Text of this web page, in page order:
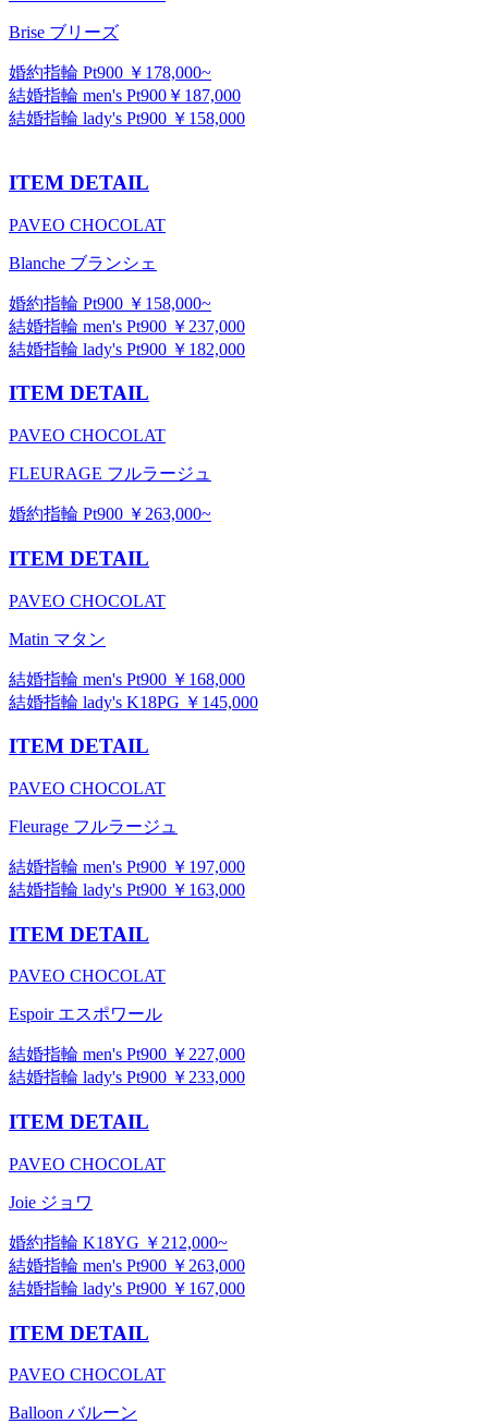
Brise ブリーズ
婚約指輪 Pt900 ￥178,000~
結婚指輪 men's Pt900￥187,000
結婚指輪 lady's Pt900 ￥158,000
ITEM DETAIL
PAVEO CHOCOLAT
Blanche ブランシェ
婚約指輪 Pt900 ￥158,000~
結婚指輪 men's Pt900 ￥237,000
結婚指輪 lady's Pt900 ￥182,000
ITEM DETAIL
PAVEO CHOCOLAT
FLEURAGE フルラージュ
婚約指輪 Pt900 ￥263,000~
ITEM DETAIL
PAVEO CHOCOLAT
Matin マタン
結婚指輪 men's Pt900 ￥168,000
結婚指輪 lady's K18PG ￥145,000
ITEM DETAIL
PAVEO CHOCOLAT
Fleurage フルラージュ
結婚指輪 men's Pt900 ￥197,000
結婚指輪 lady's Pt900 ￥163,000
ITEM DETAIL
PAVEO CHOCOLAT
Espoir エスポワール
結婚指輪 men's Pt900 ￥227,000
結婚指輪 lady's Pt900 ￥233,000
ITEM DETAIL
PAVEO CHOCOLAT
Joie ジョワ
婚約指輪 K18YG ￥212,000~
結婚指輪 men's Pt900 ￥263,000
結婚指輪 lady's Pt900 ￥167,000
ITEM DETAIL
PAVEO CHOCOLAT
Balloon バルーン